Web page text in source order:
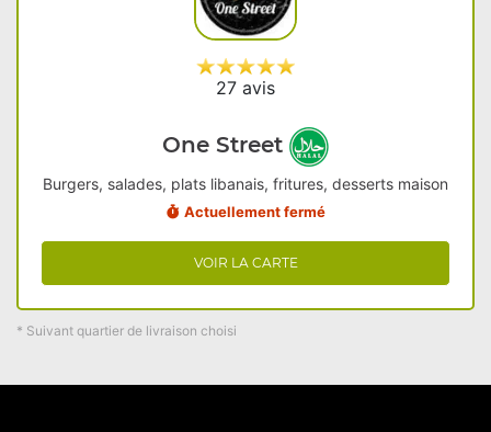
27 avis
One Street
Burgers, salades, plats libanais, fritures, desserts maison
Actuellement fermé
VOIR LA CARTE
* Suivant quartier de livraison choisi